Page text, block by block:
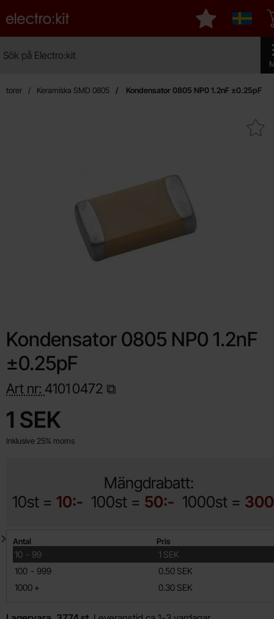
Startsidan för Electro:kit
Sverige
Mina favoriter
Keramiska SMD 0805 Kondensator 0805 NP0 1.2nF ±0.25pF
Makera kondensator 0805 NP0
Kondensator 0805 NP0 1.2nF
±0.25pF
Art nr: 41010472
pris
1 SEK
Inklusive 25% moms
Mängdrabatt:
10st = 10:- 100st = 50:- 1000st =
Mängdrabatt
Antal Pris
10 -
till 99
1 SEK
100 -
till 999
0.50 SEK
1000 +
till 0.30 SEK